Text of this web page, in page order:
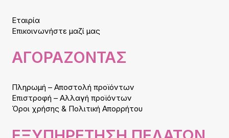
Εταιρία
Επικοινωνήστε μαζί μας
ΑΓΟΡΑΖΟΝΤΑΣ
Πληρωμή – Αποστολή προϊόντων
Επιστροφή – Αλλαγή προϊόντων
Όροι χρήσης & Πολιτική Απορρήτου